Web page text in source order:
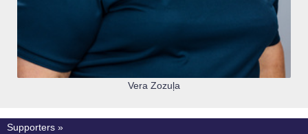
Vera Zozuļa
Supporters »